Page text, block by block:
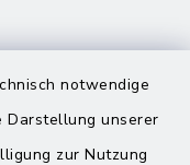
notwendige
Darstellung unserer
zur Nutzung